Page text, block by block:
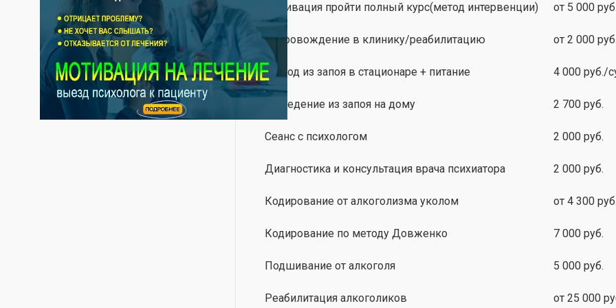
Мотивация пройти полный курс(метод интервенции) от 5 000 руб.
Сопровождение в клинику/реабилитацию от 2 000 руб.
Вывод из запоя в стационаре + питание 4 000 руб./
Выведение из запоя на дому 2 700 руб.
Сеанс с психологом 2 000 руб.
Диагностика и консультация врача психиатора 2 000 руб.
Кодирование от алкоголизма уколом от 4 300 руб.
Кодирование по методу Довженко 7 000 руб.
Подшивание от алкоголя 5 000 руб.
Реабилитация алкоголиков от 25 000